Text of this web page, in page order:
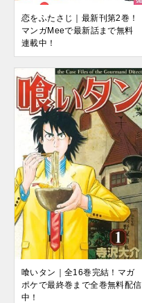
恋をふたさじ｜最新刊第2巻！
マンガMeeで最新話まで無料
連載中！
喰いタン｜全16巻完結！マガ
ポケで最終巻まで全巻無料配信
中！